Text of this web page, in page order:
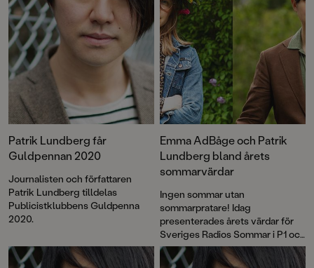
Patrik Lundberg får
Guldpennan 2020
Journalisten och författaren
Patrik Lundberg tilldelas
Publicistklubbens Guldpenna
2020.
Emma AdBåge och Patrik
Lundberg bland årets
sommarvärdar
Ingen sommar utan
sommarpratare! Idag
presenterades årets värdar för
Sveriges Radios Sommar i P1 och
bland namnen finns Emma
AdBåge och Patrik Lundberg.